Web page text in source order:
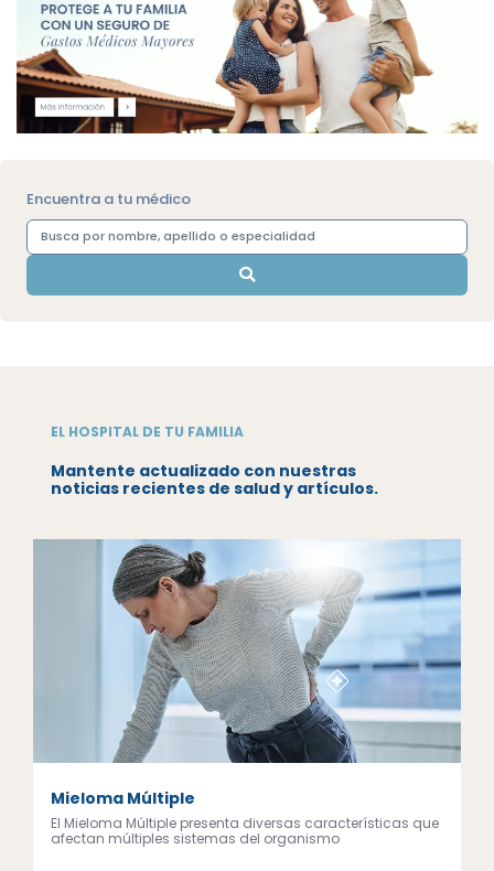
Encuentra a tu médico
EL HOSPITAL DE TU FAMILIA
Mantente actualizado con nuestras
noticias recientes de salud y artículos.
Mieloma Múltiple
El Mieloma Múltiple presenta diversas características que
afectan múltiples sistemas del organismo